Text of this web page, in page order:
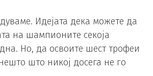
Идејата дека можете да
на шампионите секоја
Но, да освоите шест трофеи
што никој досега не го